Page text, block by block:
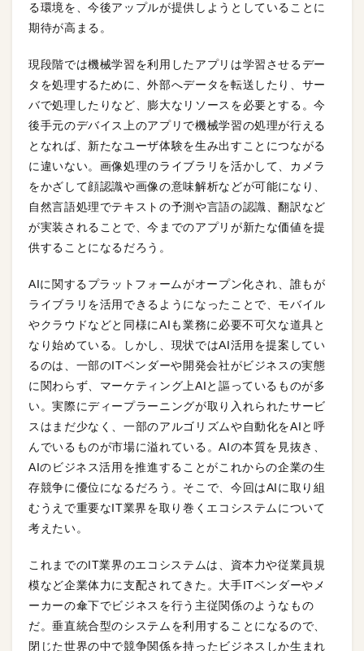
る環境を、今後アップルが提供しようとしていることに
期待が高まる。
現段階では機械学習を利用したアプリは学習させるデー
タを処理するために、外部へデータを転送したり、サー
バで処理したりなど、膨大なリソースを必要とする。今
後手元のデバイス上のアプリで機械学習の処理が行える
となれば、新たなユーザ体験を生み出すことにつながる
に違いない。画像処理のライブラリを活かして、カメラ
をかざして顔認識や画像の意味解析などが可能になり、
自然言語処理でテキストの予測や言語の認識、翻訳など
が実装されることで、今までのアプリが新たな価値を提
供することになるだろう。
AIに関するプラットフォームがオープン化され、誰もが
ライブラリを活用できるようになったことで、モバイル
やクラウドなどと同様にAIも業務に必要不可欠な道具と
なり始めている。しかし、現状ではAI活用を提案してい
るのは、一部のITベンダーや開発会社がビジネスの実態
に関わらず、マーケティング上AIと謳っているものが多
い。実際にディープラーニングが取り入れられたサービ
スはまだ少なく、一部のアルゴリズムや自動化をAIと呼
んでいるものが市場に溢れている。AIの本質を見抜き、
AIのビジネス活用を推進することがこれからの企業の生
存競争に優位になるだろう。そこで、今回はAIに取り組
むうえで重要なIT業界を取り巻くエコシステムについて
考えたい。
これまでのIT業界のエコシステムは、資本力や従業員規
模など企業体力に支配されてきた。大手ITベンダーやメ
ーカーの傘下でビジネスを行う主従関係のようなもの
だ。垂直統合型のシステムを利用することになるので、
閉じた世界の中で競争関係を持ったビジネスしか生まれ